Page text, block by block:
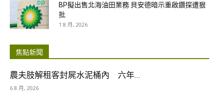
BP擬出售北海油田業務 貝安德暗示重啟鑽探遭狠
批
1 8 月, 2026
焦點新聞
農夫肢解租客封屍水泥桶內 六年...
6 8 月, 2026